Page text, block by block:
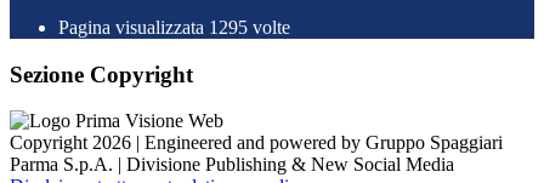
Pagina visualizzata 1295 volte
Sezione Copyright
Copyright 2026 | Engineered and powered by Gruppo Spaggiari
Parma S.p.A. | Divisione Publishing & New Social Media